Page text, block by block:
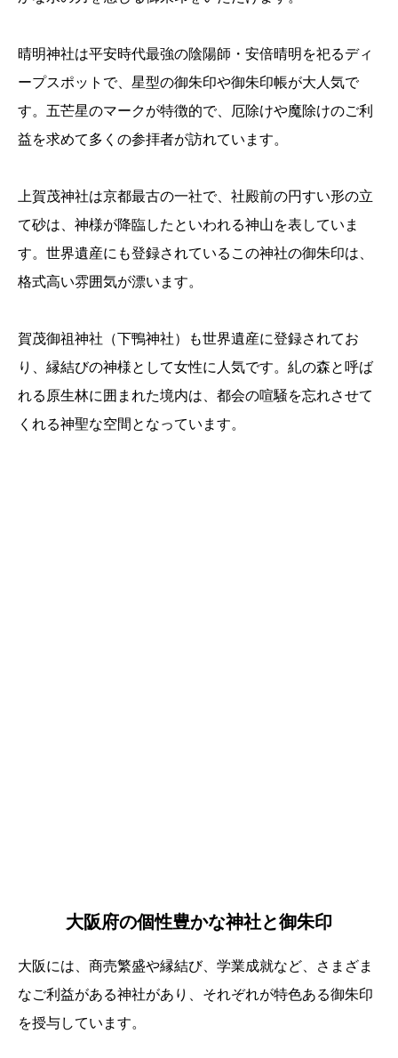
晴明神社は平安時代最強の陰陽師・安倍晴明を祀るディ
ープスポットで、星型の御朱印や御朱印帳が大人気で
す。五芒星のマークが特徴的で、厄除けや魔除けのご利
益を求めて多くの参拝者が訪れています。
上賀茂神社は京都最古の一社で、社殿前の円すい形の立
て砂は、神様が降臨したといわれる神山を表していま
す。世界遺産にも登録されているこの神社の御朱印は、
格式高い雰囲気が漂います。
賀茂御祖神社（下鴨神社）も世界遺産に登録されてお
り、縁結びの神様として女性に人気です。糺の森と呼ば
れる原生林に囲まれた境内は、都会の喧騒を忘れさせて
くれる神聖な空間となっています。
大阪府の個性豊かな神社と御朱印
大阪には、商売繁盛や縁結び、学業成就など、さまざま
なご利益がある神社があり、それぞれが特色ある御朱印
を授与しています。